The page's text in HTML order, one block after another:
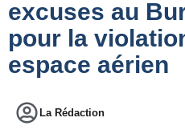
excuses au
pour la
espace aérien
La Rédaction